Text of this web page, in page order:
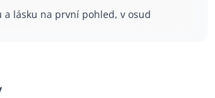
a lásku na první pohled, v osud